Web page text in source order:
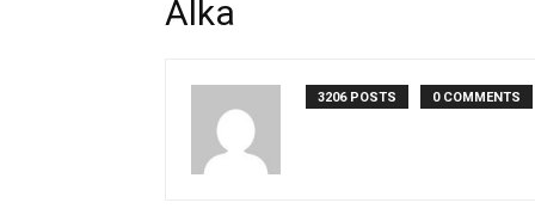
Alka
3206 POSTS 0 COMMENTS